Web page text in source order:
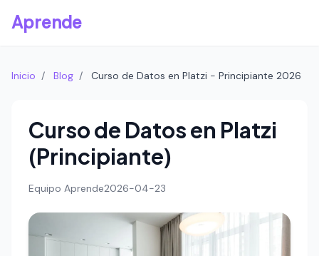
Aprende
Inicio / Blog / Curso de Datos en Platzi - Principiante 2026
Curso de Datos en Platzi
(Principiante)
Equipo Aprende2026-04-23